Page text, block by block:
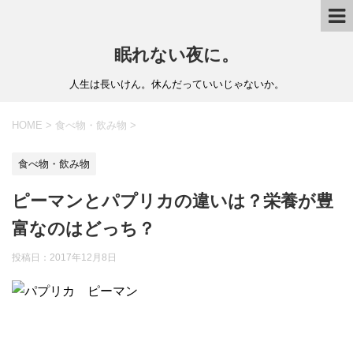
眠れない夜に。
人生は長いけん。休んだっていいじゃないか。
HOME > 食べ物・飲み物 >
食べ物・飲み物
ピーマンとパプリカの違いは？栄養が豊
富なのはどっち？
投稿日： 2017年12月8日